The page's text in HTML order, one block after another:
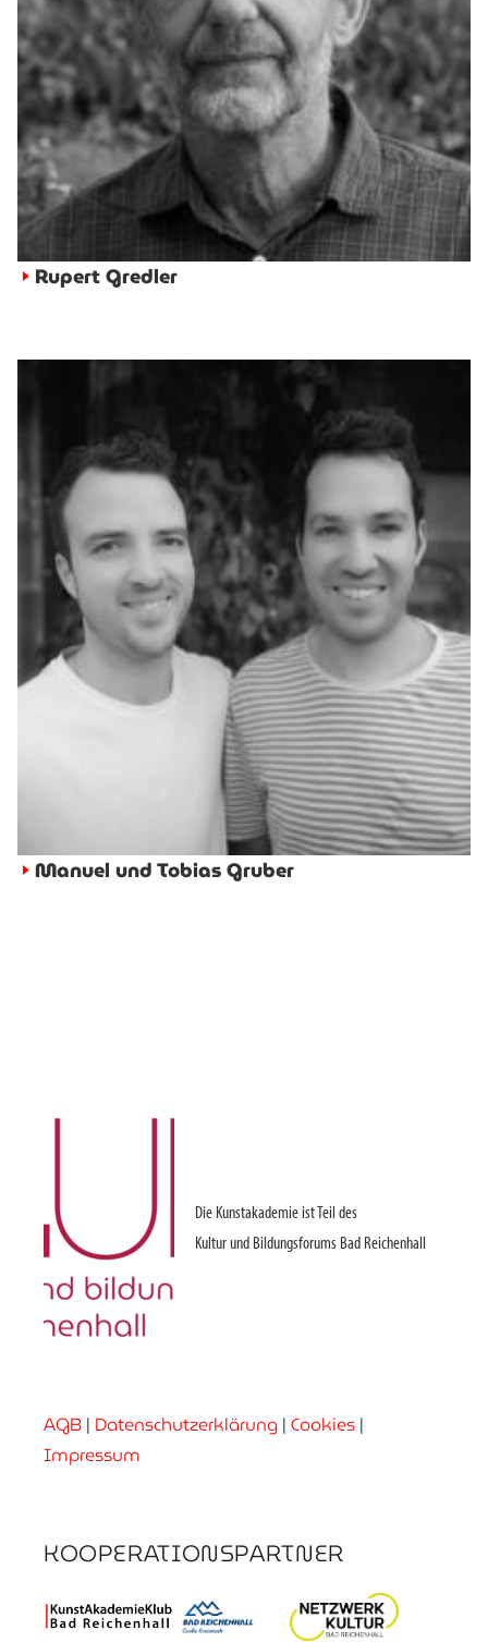
► Rupert Gredler
► Manuel und Tobias Gruber
Die Kunstakademie ist Teil des
Kultur und Bildungsforums Bad Reichenhall
AGB | Datenschutzerklärung | Cookies |
Impressum
KOOPERATIONSPARTNER